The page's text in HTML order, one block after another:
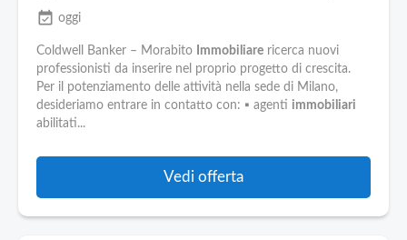
event_available oggi
Coldwell Banker – Morabito Immobiliare ricerca nuovi
professionisti da inserire nel proprio progetto di crescita.
Per il potenziamento delle attività nella sede di Milano,
desideriamo entrare in contatto con: ▪️ agenti immobiliari
abilitati...
Vedi offerta